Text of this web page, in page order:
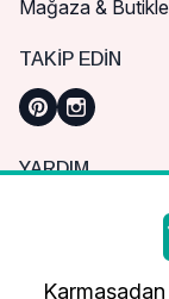
Mağaza &
TAKIP EDIN
YARDIM
Sık Sorulan
Nasıl Sipariş
Kargo ve
Daha iyi bir
kullanıyoruz.